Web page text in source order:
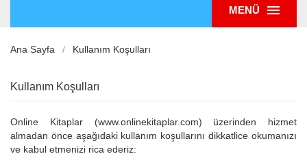
MENÜ
Ana Sayfa Kullanım Koşulları
Kullanım Koşulları
Online Kitaplar (www.onlinekitaplar.com) üzerinden hizmet
almadan önce aşağıdaki kullanım koşullarını dikkatlice okumanızı
ve kabul etmenizi rica ederiz: